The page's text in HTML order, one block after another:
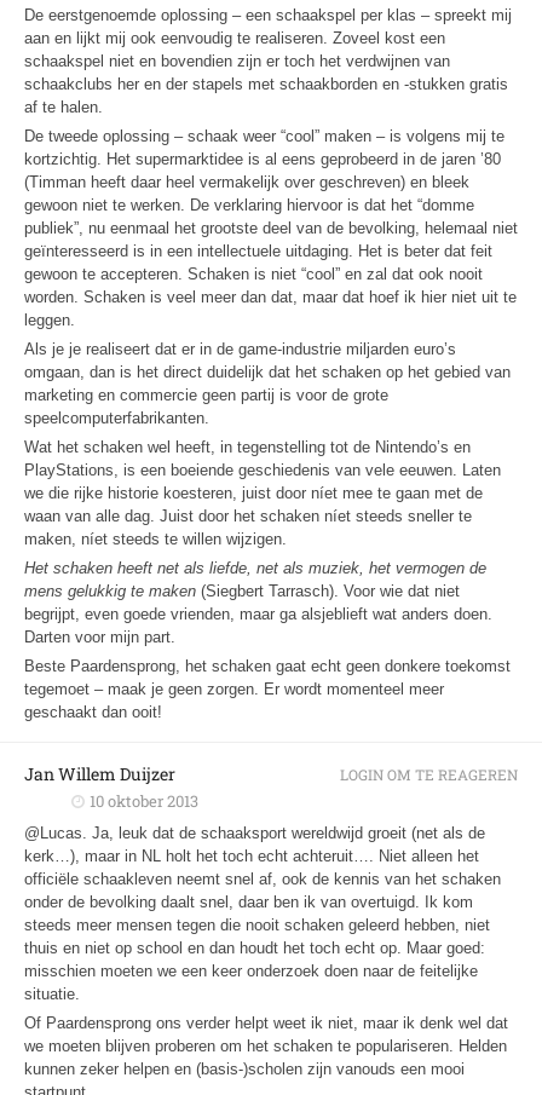
De eerstgenoemde oplossing – een schaakspel per klas – spreekt mij
aan en lijkt mij ook eenvoudig te realiseren. Zoveel kost een
schaakspel niet en bovendien zijn er toch het verdwijnen van
schaakclubs her en der stapels met schaakborden en -stukken gratis
af te halen.
De tweede oplossing – schaak weer “cool” maken – is volgens mij te
kortzichtig. Het supermarktidee is al eens geprobeerd in de jaren ’80
(Timman heeft daar heel vermakelijk over geschreven) en bleek
gewoon niet te werken. De verklaring hiervoor is dat het “domme
publiek”, nu eenmaal het grootste deel van de bevolking, helemaal niet
geïnteresseerd is in een intellectuele uitdaging. Het is beter dat feit
gewoon te accepteren. Schaken is niet “cool” en zal dat ook nooit
worden. Schaken is veel meer dan dat, maar dat hoef ik hier niet uit te
leggen.
Als je je realiseert dat er in de game-industrie miljarden euro’s
omgaan, dan is het direct duidelijk dat het schaken op het gebied van
marketing en commercie geen partij is voor de grote
speelcomputerfabrikanten.
Wat het schaken wel heeft, in tegenstelling tot de Nintendo’s en
PlayStations, is een boeiende geschiedenis van vele eeuwen. Laten
we die rijke historie koesteren, juist door níet mee te gaan met de
waan van alle dag. Juist door het schaken níet steeds sneller te
maken, níet steeds te willen wijzigen.
Het schaken heeft net als liefde, net als muziek, het vermogen de
mens gelukkig te maken (Siegbert Tarrasch). Voor wie dat niet
begrijpt, even goede vrienden, maar ga alsjeblieft wat anders doen.
Darten voor mijn part.
Beste Paardensprong, het schaken gaat echt geen donkere toekomst
tegemoet – maak je geen zorgen. Er wordt momenteel meer
geschaakt dan ooit!
Jan Willem Duijzer
10 oktober 2013
@Lucas. Ja, leuk dat de schaaksport wereldwijd groeit (net als de
kerk…), maar in NL holt het toch echt achteruit…. Niet alleen het
officiële schaakleven neemt snel af, ook de kennis van het schaken
onder de bevolking daalt snel, daar ben ik van overtuigd. Ik kom
steeds meer mensen tegen die nooit schaken geleerd hebben, niet
thuis en niet op school en dan houdt het toch echt op. Maar goed:
misschien moeten we een keer onderzoek doen naar de feitelijke
situatie.
Of Paardensprong ons verder helpt weet ik niet, maar ik denk wel dat
we moeten blijven proberen om het schaken te populariseren. Helden
kunnen zeker helpen en (basis-)scholen zijn vanouds een mooi
LOGIN OM TE REAGEREN